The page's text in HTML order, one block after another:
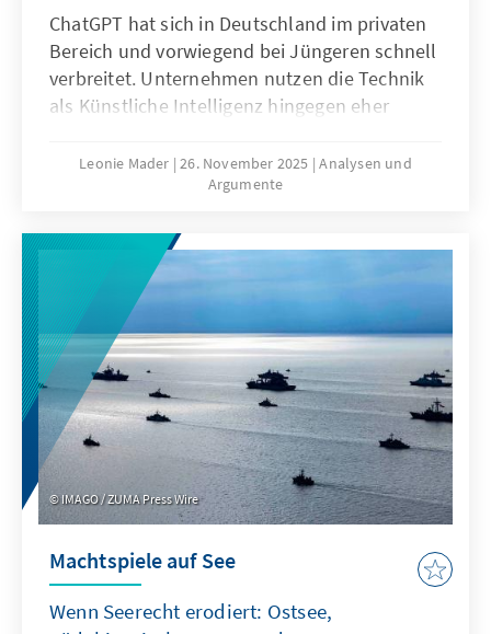
ChatGPT hat sich in Deutschland im privaten
Bereich und vorwiegend bei Jüngeren schnell
verbreitet. Unternehmen nutzen die Technik
als Künstliche Intelligenz hingegen eher
hierfür sind nicht nur technische
Eigenschaften von ChatGPT, sondern auch
oder die Spezifikation. Für Europa geht es
deshalb nicht darum, ChatGPT mit
Verzögerung nachzubauen. Vielmehr gilt es
eigene Modelle zu entwickeln oder
außereuropäische so anzupassen, dass sie als
Produkte besser zu den institutionalisierten
Strukturen passen.
Leonie Mader 26. November 2025 Analysen und
Argumente
IMAGO / ZUMA Press Wire
Machtspiele auf See
Wenn Seerecht erodiert: Ostsee,